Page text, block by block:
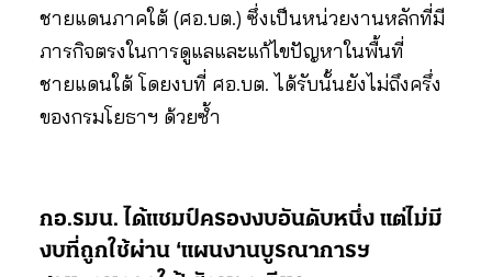
ชายแดนภาคใต้ (ศอ.บต.) ซึ่งเป็นหน่วยงานหลักที่มี
ภารกิจตรงในการดูแลและแก้ไขปัญหาในพื้นที่
ชายแดนใต้ โดยงบที่ ศอ.บต. ได้รับนั้นยังไม่ถึงครึ่ง
ของกรมโยธาฯ ด้วยซ้ำ
กอ.รมน. ได้แชมป์ครองงบอันดับหนึ่ง แต่ไม่มี
งบที่ถูกใช้ผ่าน ‘แผนงานบูรณาการฯ